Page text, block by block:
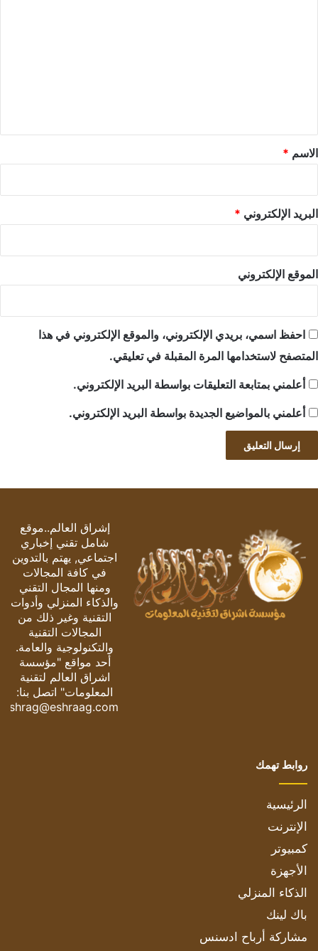
*
الاسم *
البريد الإلكتروني *
الموقع الإلكتروني
احفظ اسمي، بريدي الإلكتروني، والموقع الإلكتروني في هذا
المتصفح لاستخدامها المرة المقبلة في تعليقي.
أعلمني بمتابعة التعليقات بواسطة البريد الإلكتروني.
أعلمني بالمواضيع الجديدة بواسطة البريد الإلكتروني.
إشراق العالم..موقع
شامل تقني إخباري
اجتماعي, يهتم بالتدوين
في كافة المجالات
ومنها المجال التقني
والذكاء المنزلي وأدوات
التقنية وغير ذلك من
المجالات التقنية
والتكنولوجية والعامة.
أحد مواقع "مؤسسة
اشراق العالم لتقنية
المعلومات" اتصل بنا:
eshrag@eshraag.com
روابط تهمك
الرئيسية
الإنترنت
كمبيوتر
الأجهزة
الذكاء المنزلي
باك لينك
مشاركة أرباح ادسنس